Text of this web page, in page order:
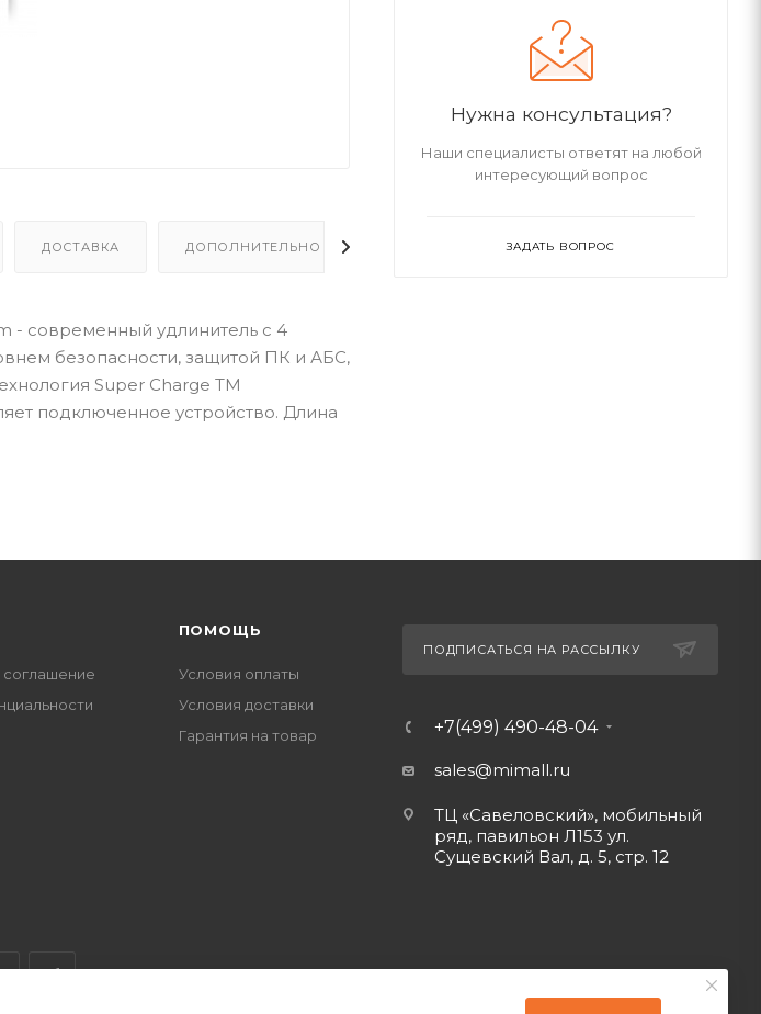
ДОСТАВКА ДОПОЛНИТЕЛЬНО
- современный удлинитель с 4
безопасности, защитой ПК и АБС,
Super Charge TM
подключенное устройство. Длина
Нужна консультация?
Наши специалисты ответят на любой
интересующий вопрос
ЗАДАТЬ ВОПРОС
соглашение
ПОМОЩЬ
Условия оплаты
Условия доставки
Гарантия на товар
ПОДПИСАТЬСЯ НА РАССЫЛКУ
+7(499) 490-48-04
sales@mimall.ru
ТЦ «Савеловский», мобильный
ряд, павильон Л153 ул.
Сущевский Вал, д. 5, стр. 12